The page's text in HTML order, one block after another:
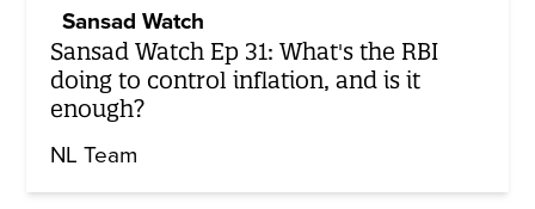
Sansad Watch
Sansad Watch Ep 31: What's the RBI
doing to control inflation, and is it
enough?
NL Team